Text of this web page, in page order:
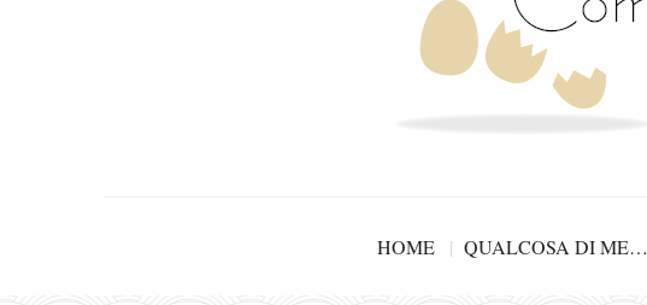
HOME QUALCOSA DI ME…